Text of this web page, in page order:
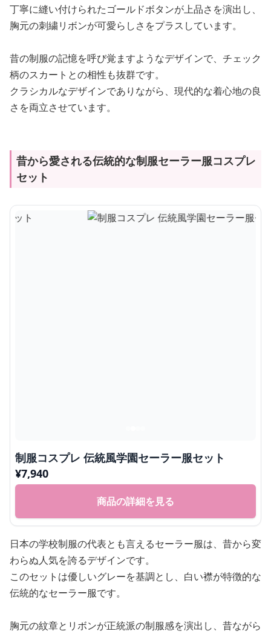
丁寧に縫い付けられたゴールドボタンが上品さを演出し、
胸元の刺繍リボンが可愛らしさをプラスしています。
昔の制服の記憶を呼び覚ますようなデザインで、チェック
柄のスカートとの相性も抜群です。
クラシカルなデザインでありながら、現代的な着心地の良
さを両立させています。
昔から愛される伝統的な制服セーラー服コスプレ
セット
制服コスプレ 伝統風学園セーラー服セット
¥7,940
商品の詳細を見る
日本の学校制服の代表とも言えるセーラー服は、昔から変
わらぬ人気を誇るデザインです。
このセットは優しいグレーを基調とし、白い襟が特徴的な
伝統的なセーラー服です。
胸元の紋章とリボンが正統派の制服感を演出し、昔ながら